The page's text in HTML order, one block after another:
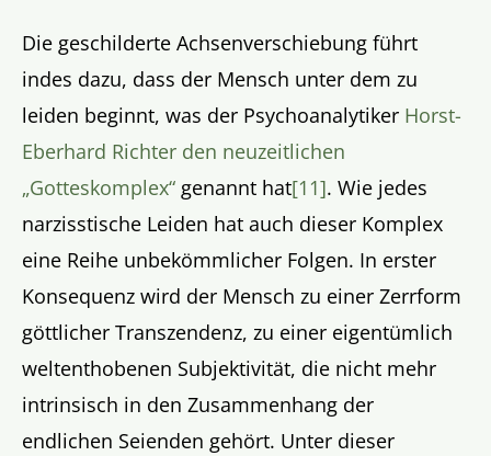
Die geschilderte Achsenverschiebung führt
indes dazu, dass der Mensch unter dem zu
leiden beginnt, was der Psychoanalytiker Horst-
Eberhard Richter den neuzeitlichen
„Gotteskomplex“ genannt hat[11]. Wie jedes
narzisstische Leiden hat auch dieser Komplex
eine Reihe unbekömmlicher Folgen. In erster
Konsequenz wird der Mensch zu einer Zerrform
göttlicher Transzendenz, zu einer eigentümlich
weltenthobenen Subjektivität, die nicht mehr
intrinsisch in den Zusammenhang der
endlichen Seienden gehört. Unter dieser